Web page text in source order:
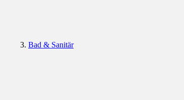
Bad & Sanitär